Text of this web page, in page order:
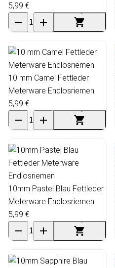
5,99 €
10 mm Camel Fettleder
Meterware Endlosriemen
5,99 €
10mm Pastel Blau Fettleder
Meterware Endlosriemen
5,99 €